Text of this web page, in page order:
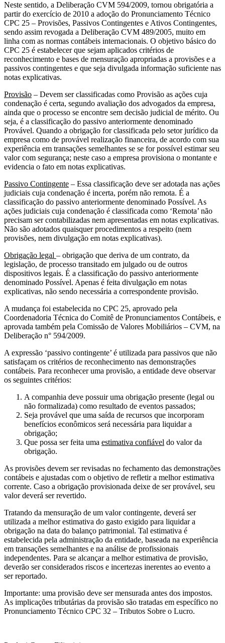
Neste sentido, a Deliberação CVM 594/2009, tornou obrigatória a
partir do exercício de 2010 a adoção do Pronunciamento Técnico
CPC 25 – Provisões, Passivos Contingentes e Ativos Contingentes,
sendo assim revogada a Deliberação CVM 489/2005, muito em
linha com as normas contábeis internacionais. O objetivo básico do
CPC 25 é estabelecer que sejam aplicados critérios de
reconhecimento e bases de mensuração apropriadas a provisões e a
passivos contingentes e que seja divulgada informação suficiente nas
notas explicativas.
Provisão – Devem ser classificadas como Provisão as ações cuja
condenação é certa, segundo avaliação dos advogados da empresa,
ainda que o processo se encontre sem decisão judicial de mérito. Ou
seja, é a classificação do passivo anteriormente denominado
Provável. Quando a obrigação for classificada pelo setor jurídico da
empresa como de provável realização financeira, de acordo com sua
experiência em transações semelhantes se se for possível estimar seu
valor com segurança; neste caso a empresa provisiona o montante e
evidencia o fato em notas explicativas.
Passivo Contingente – Essa classificação deve ser adotada nas ações
judiciais cuja condenação é incerta, porém não remota. É a
classificação do passivo anteriormente denominado Possível. As
ações judiciais cuja condenação é classificada como ‘Remota’ não
precisam ser contabilizadas nem apresentadas em notas explicativas.
Não são adotados quaisquer procedimentos a respeito (nem
provisões, nem divulgação em notas explicativas).
Obrigação legal – obrigação que deriva de um contrato, da
legislação, de processo transitado em julgado ou de outros
dispositivos legais. É a classificação do passivo anteriormente
denominado Possível. Apenas é feita divulgação em notas
explicativas, não sendo necessária a correspondente provisão.
A mudança foi estabelecida no CPC 25, aprovado pela
Coordenadoria Técnica do Comitê de Pronunciamentos Contábeis, e
aprovada também pela Comissão de Valores Mobiliários – CVM, na
Deliberação n° 594/2009.
A expressão ‘passivo contingente’ é utilizada para passivos que não
satisfaçam os critérios de reconhecimento nas demonstrações
contábeis. Para reconhecer uma provisão, a entidade deve observar
os seguintes critérios:
A companhia deve possuir uma obrigação presente (legal ou
não formalizada) como resultado de eventos passados;
Seja provável que uma saída de recursos que incorporam
benefícios econômicos será necessária para liquidar a
obrigação;
Que possa ser feita uma estimativa confiável do valor da
obrigação.
As provisões devem ser revisadas no fechamento das demonstrações
contábeis e ajustadas com o objetivo de refletir a melhor estimativa
corrente. Caso a obrigação provisionada deixe de ser provável, seu
valor deverá ser revertido.
Tratando da mensuração de um valor contingente, deverá ser
utilizada a melhor estimativa do gasto exigido para liquidar a
obrigação na data do balanço patrimonial. Tal estimativa é
estabelecida pela administração da entidade, baseada na experiência
em transações semelhantes e na análise de profissionais
independentes. Para se alcançar a melhor estimativa de provisão,
deverão ser considerados riscos e incertezas inerentes ao evento a
ser reportado.
Importante: uma provisão deve ser mensurada antes dos impostos.
As implicações tributárias da provisão são tratadas em específico no
Pronunciamento Técnico CPC 32 – Tributos Sobre o Lucro.